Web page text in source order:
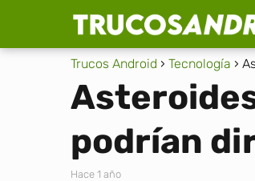
Trucos Android Tecnología
podrían
hace 1 año